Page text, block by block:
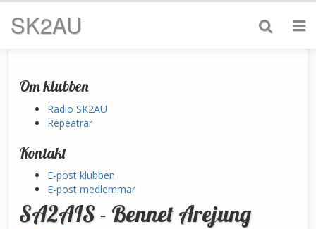
SK2AU
Om klubben
Radio SK2AU
Repeatrar
Kontakt
E-post klubben
E-post medlemmar
SA2AIS - Bennet Arejung